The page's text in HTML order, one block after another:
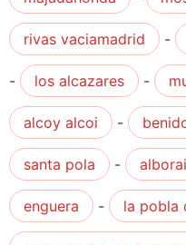
rivas vaciamadrid -
- los alcazares -
alcoy alcoi -
santa pola -
enguera - la pobla